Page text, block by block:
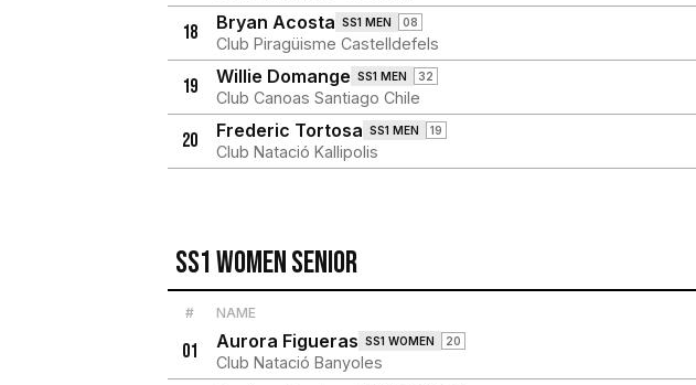
18 Bryan Acosta SS1 MEN 08
Club Piragüisme Castelldefels
19 Willie Domange SS1 MEN 32
Club Canoas Santiago Chile
20 Frederic Tortosa SS1 MEN 19
Club Natació Kallipolis
SS1 Women Senior
# NAME
01 Aurora Figueras SS1 WOMEN 20
Club Natació Banyoles